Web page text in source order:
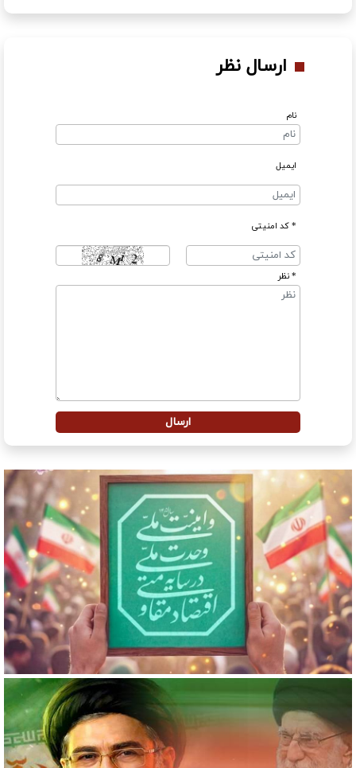
ارسال نظر
نام
ایمیل
* کد امنیتی
* نظر